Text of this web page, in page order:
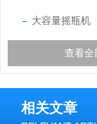
大容量摇瓶机
查看全
相关文章